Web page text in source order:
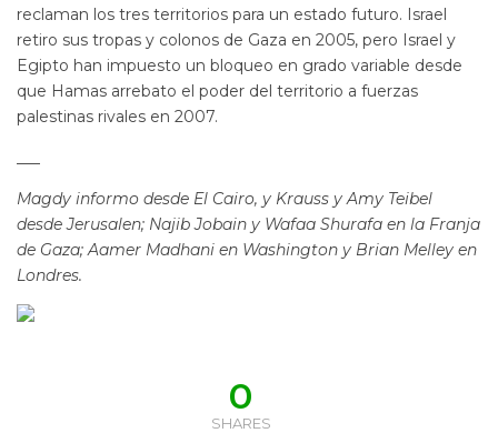
reclaman los tres territorios para un estado futuro. Israel
retiro sus tropas y colonos de Gaza en 2005, pero Israel y
Egipto han impuesto un bloqueo en grado variable desde
que Hamas arrebato el poder del territorio a fuerzas
palestinas rivales en 2007.
Magdy informo desde El Cairo, y Krauss y Amy Teibel
desde Jerusalen; Najib Jobain y Wafaa Shurafa en la Franja
de Gaza; Aamer Madhani en Washington y Brian Melley en
Londres.
0
SHARES